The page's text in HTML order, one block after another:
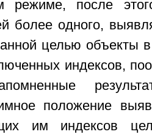
режиме, после
более одного,
целью объекты
индексов,
положение
им индексов